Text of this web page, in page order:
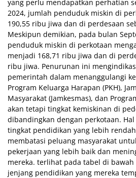
yang perlu mendapatkan perhatian
2024, jumlah penduduk miskin di
190,55 ribu jiwa dan di perdesaan
Meskipun demikian, pada bulan
penduduk miskin di perkotaan
menjadi 168,71 ribu jiwa dan di
ribu jiwa. Penurunan ini
pemerintah dalam menanggulangi
Program Keluarga Harapan (PKH),
Masyarakat (Jamkesmas), dan
akan tetapi tingkat kemiskinan di
dibandingkan dengan perkotaan.
tingkat pendidikan yang lebih
membatasi peluang masyarakat
pekerjaan yang lebih baik dan
mereka. terlihat pada tabel di
jenjang pendidikan yang mereka